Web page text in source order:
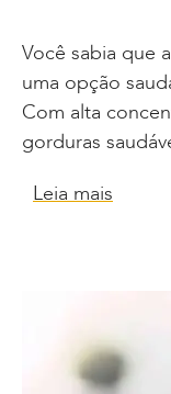
Você sabia que
uma opção
Com alta
gorduras
Leia mais